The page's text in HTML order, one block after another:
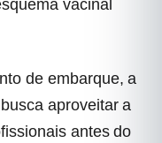
vacinal
de embarque, a
aproveitar a
antes do